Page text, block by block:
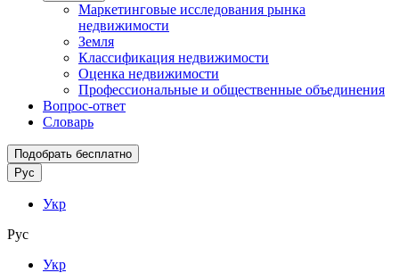
Маркетинговые исследования рынка
недвижимости
Земля
Классификация недвижимости
Оценка недвижимости
Профессиональные и общественные объединения
Вопрос-ответ
Словарь
Подобрать бесплатно
Рус
Укр
Рус
Укр